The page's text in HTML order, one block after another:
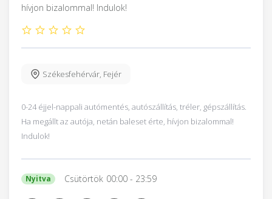
hívjon bizalommal! Indulok!
Székesfehérvár, Fejér
0-24 éjjel-nappali autómentés, autószállítás, tréler, gépszállítás.
Ha megállt az autója, netán baleset érte, hívjon bizalommal!
Indulok!
Nyitva Csütörtök 00:00 - 23:59